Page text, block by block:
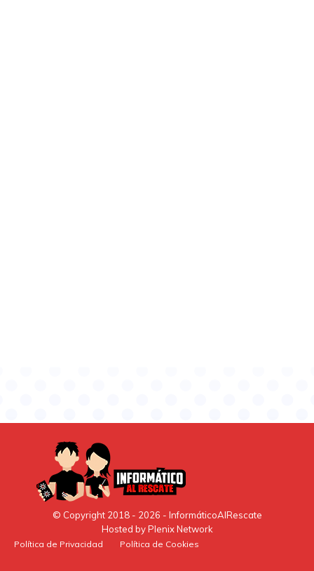
© Copyright 2018 - 2026 - InformáticoAlRescate
Hosted byPlenix Network
Política de Privacidad Política de Cookies